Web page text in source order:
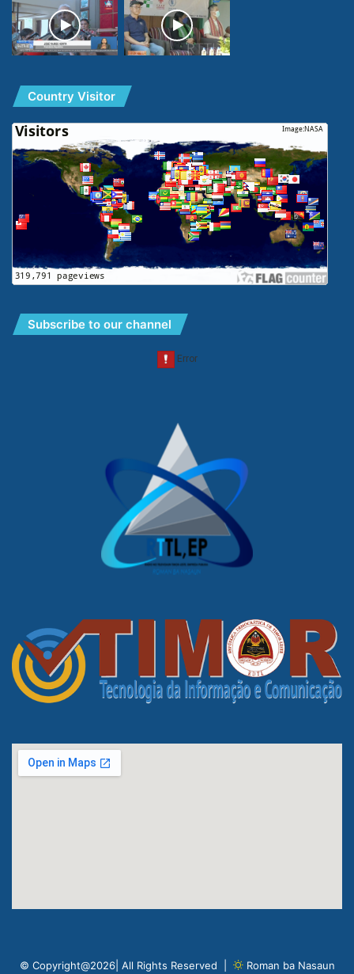
Country Visitor
Subscribe to our channel
© Copyright@2026| All Rights Reserved | Roman ba Nasaun